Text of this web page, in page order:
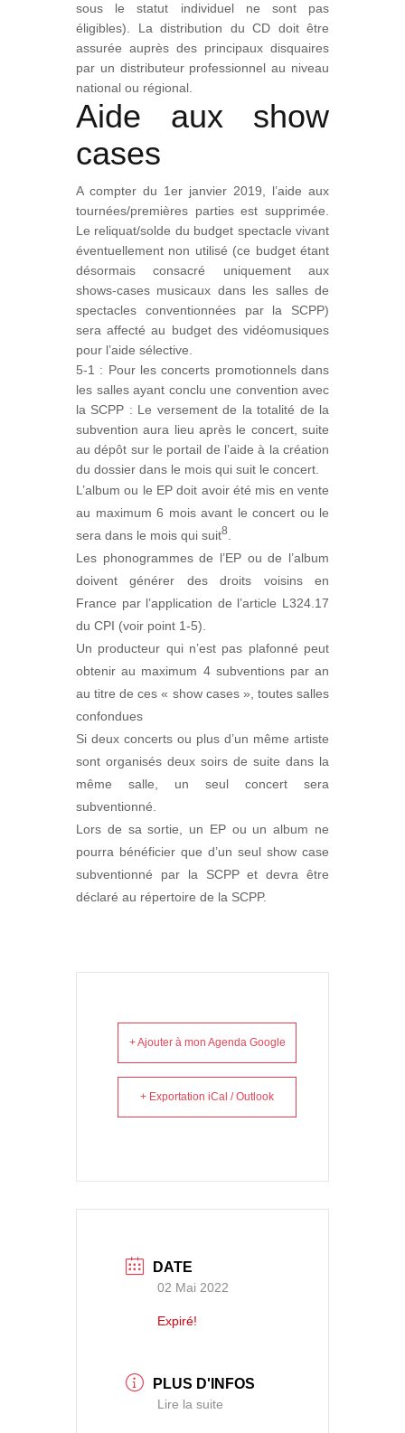
sous le statut individuel ne sont pas
éligibles). La distribution du CD doit être
assurée auprès des principaux disquaires
par un distributeur professionnel au niveau
national ou régional.
Aide aux show
cases
A compter du 1er janvier 2019, l’aide aux
tournées/premières parties est supprimée.
Le reliquat/solde du budget spectacle vivant
éventuellement non utilisé (ce budget étant
désormais consacré uniquement aux
shows-cases musicaux dans les salles de
spectacles conventionnées par la SCPP)
sera affecté au budget des vidéomusiques
pour l’aide sélective.
5-1 : Pour les concerts promotionnels dans
les salles ayant conclu une convention avec
la SCPP : Le versement de la totalité de la
subvention aura lieu après le concert, suite
au dépôt sur le portail de l’aide à la création
du dossier dans le mois qui suit le concert.
L’album ou le EP doit avoir été mis en vente
au maximum 6 mois avant le concert ou le
sera dans le mois qui suit8.
Les phonogrammes de l’EP ou de l’album
doivent générer des droits voisins en
France par l’application de l’article L324.17
du CPI (voir point 1-5).
Un producteur qui n’est pas plafonné peut
obtenir au maximum 4 subventions par an
au titre de ces « show cases », toutes salles
confondues
Si deux concerts ou plus d’un même artiste
sont organisés deux soirs de suite dans la
même salle, un seul concert sera
subventionné.
Lors de sa sortie, un EP ou un album ne
pourra bénéficier que d’un seul show case
subventionné par la SCPP et devra être
déclaré au répertoire de la SCPP.
+ Ajouter à mon Agenda Google
+ Exportation iCal / Outlook
DATE
02 Mai 2022
Expiré!
PLUS D'INFOS
Lire la suite